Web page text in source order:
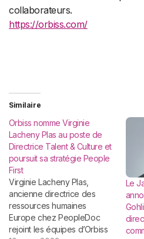
collaborateurs.
https://orbiss.com/
Similaire
Orbiss nomme Virginie
Lacheny Plas au poste de
Directrice Talent & Culture et
poursuit sa stratégie People
First
Virginie Lacheny Plas,
ancienne directrice des
ressources humaines
Europe chez PeopleDoc
rejoint les équipes d’Orbiss
Le